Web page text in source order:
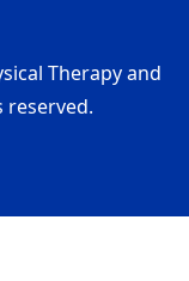
Therapy and
reserved.